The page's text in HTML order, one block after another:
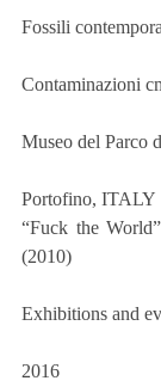
Fossili
Contaminazioni
Museo del Parco
Portofino, ITALY
“Fuck the
(2010)
Exhibitions and
2016